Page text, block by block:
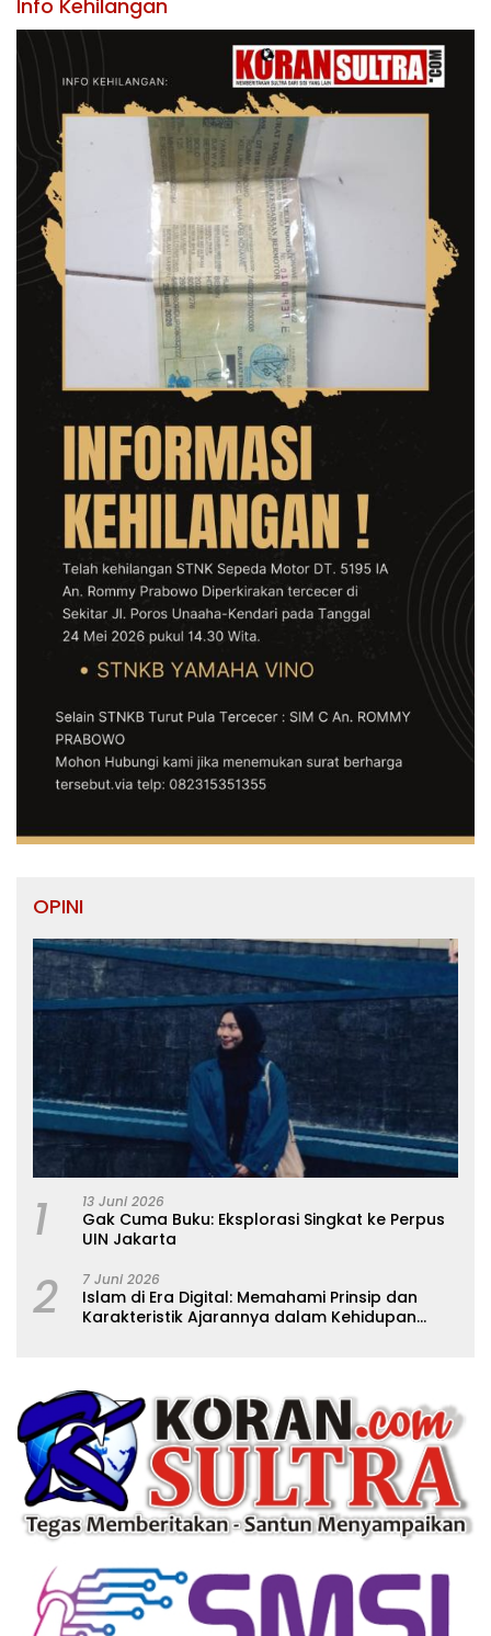
Info Kehilangan
OPINI
1 13 Juni 2026
Gak Cuma Buku: Eksplorasi Singkat ke Perpus
UIN Jakarta
2 7 Juni 2026
Islam di Era Digital: Memahami Prinsip dan
Karakteristik Ajarannya dalam Kehidupan